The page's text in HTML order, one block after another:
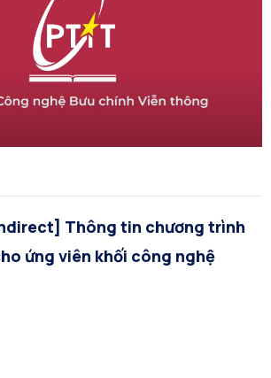
Thông tin chương trình
ứng viên khối công nghệ